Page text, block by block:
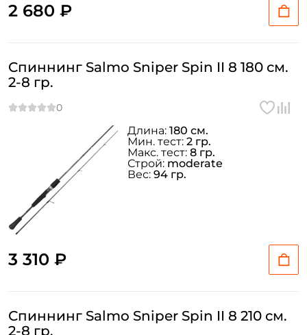
2 680 ₽
Спиннинг Salmo Sniper Spin II 8 180 см.
2-8 гр.
3 310 ₽
Длина: 180 см.
Мин. тест: 2 гр.
Макс. тест: 8 гр.
Строй: moderate
Вес: 94 гр.
Спиннинг Salmo Sniper Spin II 8 210 см.
2-8 гр.